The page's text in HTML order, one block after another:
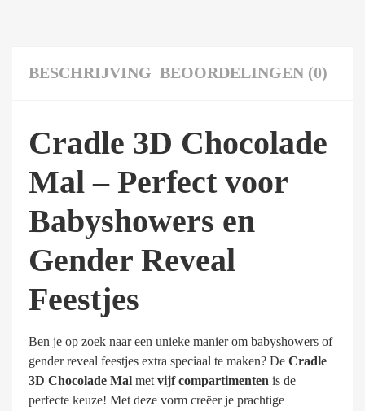
BESCHRIJVING BEOORDELINGEN (0)
Cradle 3D Chocolade
Mal – Perfect voor
Babyshowers en
Gender Reveal
Feestjes
Ben je op zoek naar een unieke manier om babyshowers of
gender reveal feestjes extra speciaal te maken? De Cradle
3D Chocolade Mal met vijf compartimenten is de
perfecte keuze! Met deze vorm creëer je prachtige